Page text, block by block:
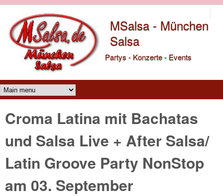
MSalsa - München
Salsa
Partys - Konzerte - Events
Main menu
Croma Latina mit Bachatas
und Salsa Live + After Salsa/
Latin Groove Party NonStop
am 03. September